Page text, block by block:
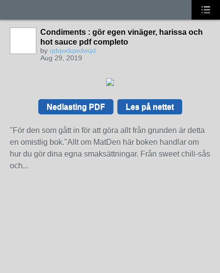
Condiments : gör egen vinäger, harissa och
hot sauce pdf completo
by qdqwdqwdwqd
Aug 29, 2019
Nedlasting PDF Les på nettet
"För den som gått in för att göra allt från grunden är detta
en omistlig bok."Allt om MatDen här boken handlar om
hur du gör dina egna smaksättningar. Från sweet chili-sås
och...